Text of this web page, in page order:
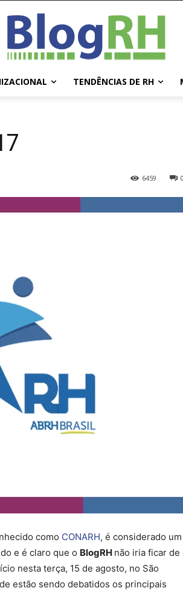
TENDÊNCIAS DE RH
0
6459
como CONARH, é considerado um
e é claro que o BlogRH não iria ficar de
nesta terça, 15 de agosto, no São
estão sendo debatidos os principais